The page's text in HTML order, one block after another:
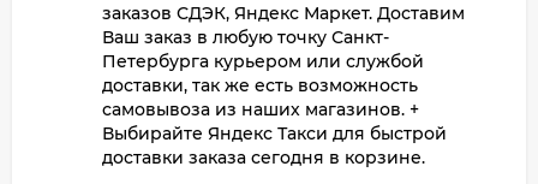
заказов СДЭК, Яндекс Маркет. Доставим
Ваш заказ в любую точку Санкт-
Петербурга курьером или службой
доставки, так же есть возможность
самовывоза из наших магазинов. +
Выбирайте Яндекс Такси для быстрой
доставки заказа сегодня в корзине.